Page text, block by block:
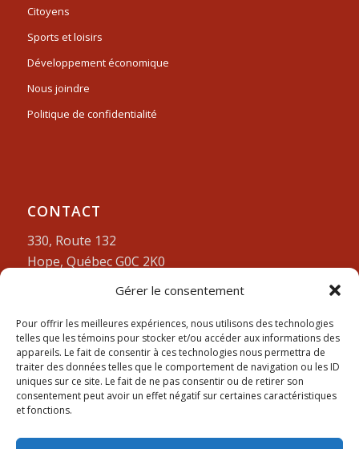
Gérer le consentement
Pour offrir les meilleures expériences, nous utilisons des technologies
telles que les témoins pour stocker et/ou accéder aux informations des
appareils. Le fait de consentir à ces technologies nous permettra de
traiter des données telles que le comportement de navigation ou les ID
uniques sur ce site. Le fait de ne pas consentir ou de retirer son
consentement peut avoir un effet négatif sur certaines caractéristiques
et fonctions.
Citoyens
Sports et loisirs
Développement économique
Nous joindre
Politique de confidentialité
CONTACT
330, Route 132
Hope, Québec G0C 2K0
Lundi-vendredi:9am à 4pm